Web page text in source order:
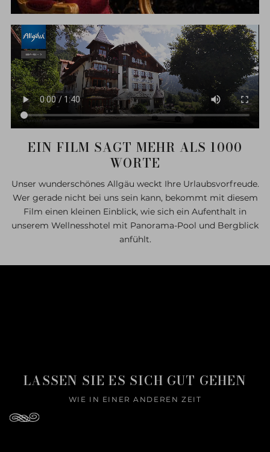
EIN FILM SAGT MEHR ALS 1000
WORTE
Unser wunderschönes Allgäu weckt Ihre Urlaubsvorfreude.
Wer gerade nicht bei uns sein kann, bekommt mit diesem
Film einen kleinen Einblick, wie sich ein Aufenthalt in
unserem Wellnesshotel mit Panorama-Pool und Bergblick
anfühlt.
LASSEN SIE ES SICH GUT GEHEN
WIE IN EINER ANDEREN ZEIT